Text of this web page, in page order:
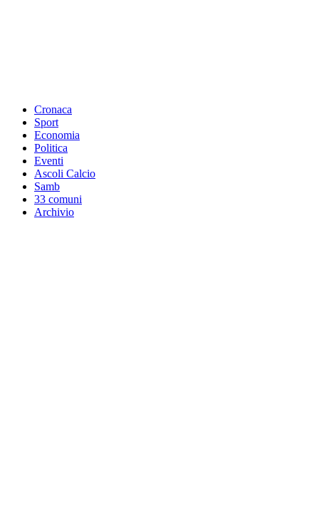
Cronaca
Sport
Economia
Politica
Eventi
Ascoli Calcio
Samb
33 comuni
Archivio